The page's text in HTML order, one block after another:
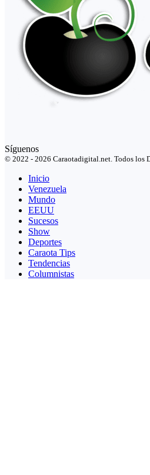
Síguenos
© 2022 - 2026 Caraotadigital.net. Todos los
Inicio
Venezuela
Mundo
EEUU
Sucesos
Show
Deportes
Caraota Tips
Tendencias
Columnistas